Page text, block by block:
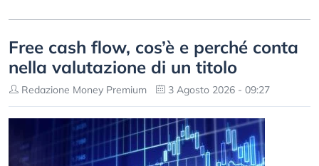
Free cash flow, cos’è e perché conta
nella valutazione di un titolo
Redazione Money Premium 3 Agosto 2026 - 09:27